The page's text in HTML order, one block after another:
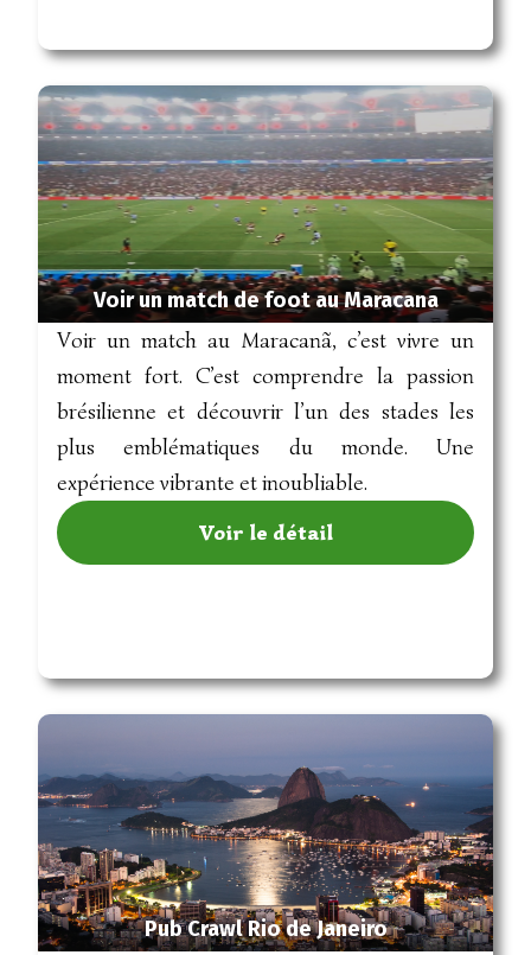
Voir un match de foot au Maracana
Voir un match au Maracanã, c’est vivre un
moment fort. C’est comprendre la passion
brésilienne et découvrir l’un des stades les
plus emblématiques du monde. Une
expérience vibrante et inoubliable.
Voir le détail
Pub Crawl Rio de Janeiro